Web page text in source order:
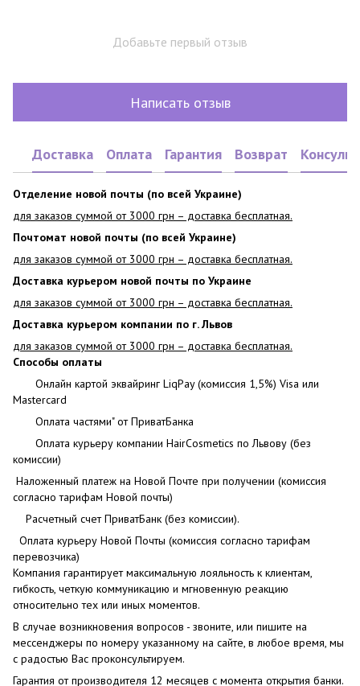
Добавьте первый отзыв
Написать отзыв
Доставка Оплата Гарантия Возврат
Отделение новой почты (по всей Украине)
для заказов суммой от 3000 грн – доставка бесплатная.
Почтомат новой почты (по всей Украине)
для заказов суммой от 3000 грн – доставка бесплатная.
Доставка курьером новой почты по Украине
для заказов суммой от 3000 грн – доставка бесплатная.
Доставка курьером компании по г. Львов
для заказов суммой от 3000 грн – доставка бесплатная.
Способы оплаты
Онлайн картой эквайринг LiqPay (комиссия 1,5%) Visa или
Mastercard
Оплата частями" от ПриватБанка
Оплата курьеру компании HairCosmetics по Львову (без
комиссии)
Наложенный платеж на Новой Почте при получении (комиссия
согласно тарифам Новой почты)
Расчетный счет ПриватБанк (без комиссии).
Оплата курьеру Новой Почты (комиссия согласно тарифам
перевозчика)
Компания гарантирует максимальную лояльность к клиентам,
гибкость, четкую коммуникацию и мгновенную реакцию
относительно тех или иных моментов.
В случае возникновения вопросов - звоните, или пишите на
мессенджеры по номеру указанному на сайте, в любое время, мы
с радостью Вас проконсультируем.
Гарантия от производителя 12 месяцев с момента открытия банки.